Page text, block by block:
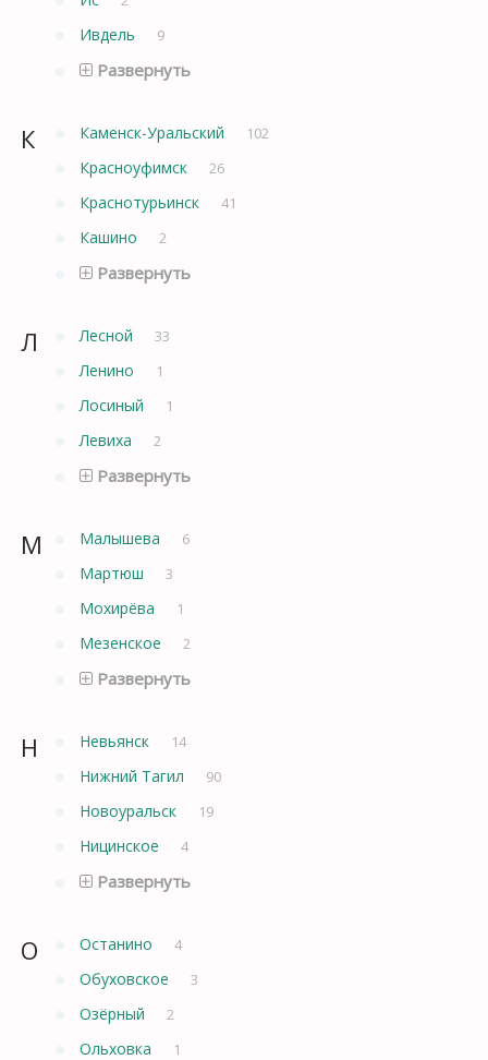
Ивдель 9
Развернуть
К Каменск-Уральский 102
Красноуфимск 26
Краснотурьинск 41
Кашино 2
Развернуть
Л Лесной 33
Ленино 1
Лосиный 1
Левиха 2
Развернуть
М Малышева 6
Мартюш 3
Мохирёва 1
Мезенское 2
Развернуть
Н Невьянск 14
Нижний Тагил 90
Новоуральск 19
Ницинское 4
Развернуть
О Останино 4
Обуховское 3
Озёрный 2
Ольховка 1